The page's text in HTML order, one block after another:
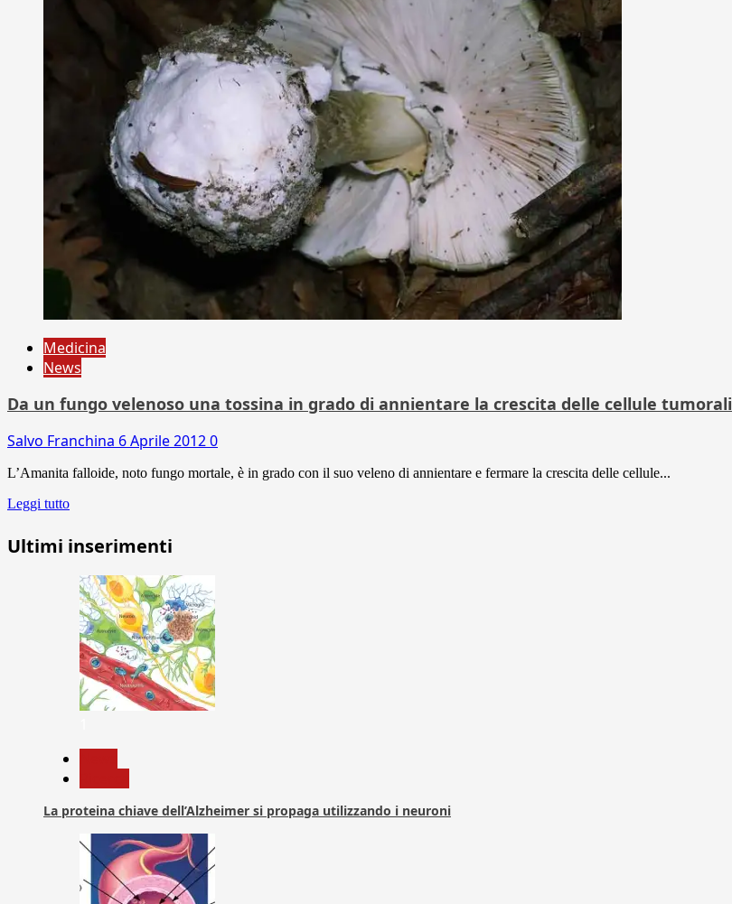
Medicina
News
Da un fungo velenoso una tossina in grado di annientare la crescita delle cellule tumorali
Salvo Franchina 6 Aprile 20120
L’Amanita falloide, noto fungo mortale, è in grado con il suo veleno di annientare e fermare la crescita delle cellule...
Leggi tutto
Ultimi inserimenti
La proteina chiave dell’Alzheimer si propaga utilizzando i neuroni